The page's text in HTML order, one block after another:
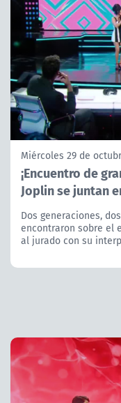
Miércoles 29 de
¡Encuentro de
Joplin se juntan
Dos generaciones,
encontraron sobre el
al jurado con su